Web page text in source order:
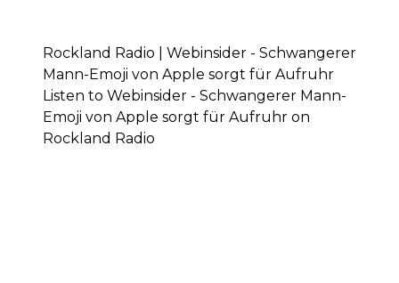
Rockland Radio | Webinsider - Schwangerer
Mann-Emoji von Apple sorgt für Aufruhr
Listen to Webinsider - Schwangerer Mann-
Emoji von Apple sorgt für Aufruhr on
Rockland Radio